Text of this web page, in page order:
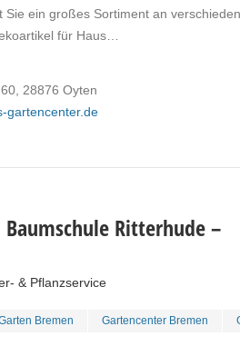
Sie ein großes Sortiment an
für Haus…
28876 Oyten
gartencenter.de
Ritterhude –
& Pflanzservice
Bremen Gartencenter Bremen